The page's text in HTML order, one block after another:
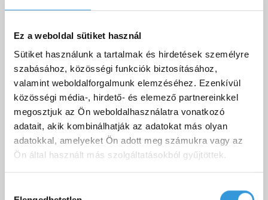
Ez a weboldal sütiket használ
Sütiket használunk a tartalmak és hirdetések személyre
szabásához, közösségi funkciók biztosításához,
valamint weboldalforgalmunk elemzéséhez. Ezenkívül
közösségi média-, hirdető- és elemező partnereinkkel
megosztjuk az Ön weboldalhasználatra vonatkozó
adatait, akik kombinálhatják az adatokat más olyan
adatokkal, amelyeket Ön adott meg számukra vagy az
Ön által használt más szolgáltatásokból gyűjtöttek.
vízfúvóka
Az ultra
CLEAN Slim
fúvókák
szinte
észrevétlenül
simulnak a
kád oldalfalára. Elegáns megoldás a
legigényesebbeknek! Az EASY CLEAN SLIM
vízmasszázs fúvókáink masszázsteljesítménye
40%-al több, mint egy normál masszázsfúvóka